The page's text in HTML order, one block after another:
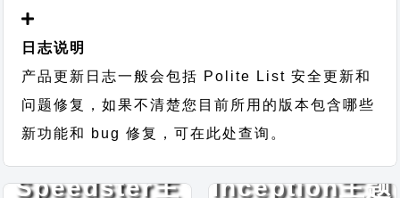
日志说明
产品更新日志一般会包括 Polite List 安全更新和
问题修复，如果不清楚您目前所用的版本包含哪些
新功能和 bug 修复，可在此处查询。
Speedster主
Inception主题